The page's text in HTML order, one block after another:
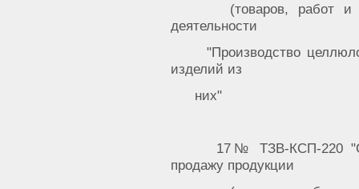
(товаров, работ
деятельности
"Производство
изделий из
них"
17№ ТЗВ-КСП-220
продажу продукции